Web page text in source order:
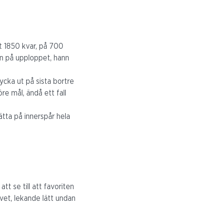
1850 kvar, på 700
på upploppet, hann
ut på sista bortre
mål, ändå ett fall
på innerspår hela
att se till att favoriten
lekande lätt undan